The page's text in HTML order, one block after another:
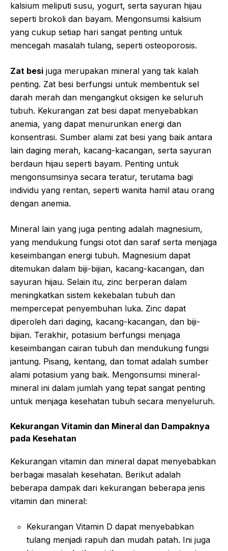
kalsium meliputi susu, yogurt, serta sayuran hijau
seperti brokoli dan bayam. Mengonsumsi kalsium
yang cukup setiap hari sangat penting untuk
mencegah masalah tulang, seperti osteoporosis.
Zat besi juga merupakan mineral yang tak kalah
penting. Zat besi berfungsi untuk membentuk sel
darah merah dan mengangkut oksigen ke seluruh
tubuh. Kekurangan zat besi dapat menyebabkan
anemia, yang dapat menurunkan energi dan
konsentrasi. Sumber alami zat besi yang baik antara
lain daging merah, kacang-kacangan, serta sayuran
berdaun hijau seperti bayam. Penting untuk
mengonsumsinya secara teratur, terutama bagi
individu yang rentan, seperti wanita hamil atau orang
dengan anemia.
Mineral lain yang juga penting adalah magnesium,
yang mendukung fungsi otot dan saraf serta menjaga
keseimbangan energi tubuh. Magnesium dapat
ditemukan dalam biji-bijian, kacang-kacangan, dan
sayuran hijau. Selain itu, zinc berperan dalam
meningkatkan sistem kekebalan tubuh dan
mempercepat penyembuhan luka. Zinc dapat
diperoleh dari daging, kacang-kacangan, dan biji-
bijian. Terakhir, potasium berfungsi menjaga
keseimbangan cairan tubuh dan mendukung fungsi
jantung. Pisang, kentang, dan tomat adalah sumber
alami potasium yang baik. Mengonsumsi mineral-
mineral ini dalam jumlah yang tepat sangat penting
untuk menjaga kesehatan tubuh secara menyeluruh.
Kekurangan Vitamin dan Mineral dan Dampaknya
pada Kesehatan
Kekurangan vitamin dan mineral dapat menyebabkan
berbagai masalah kesehatan. Berikut adalah
beberapa dampak dari kekurangan beberapa jenis
vitamin dan mineral:
Kekurangan Vitamin D dapat menyebabkan
tulang menjadi rapuh dan mudah patah. Ini juga